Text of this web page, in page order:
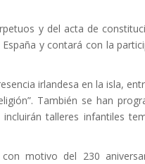
y del acta de
y contará con la
irlandesa en la isla,
También se han
talleres infantiles
motivo del 230